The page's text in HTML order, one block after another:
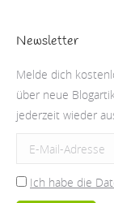
Newsletter
Melde dich
über neue
jederzeit wieder
Ich habe die